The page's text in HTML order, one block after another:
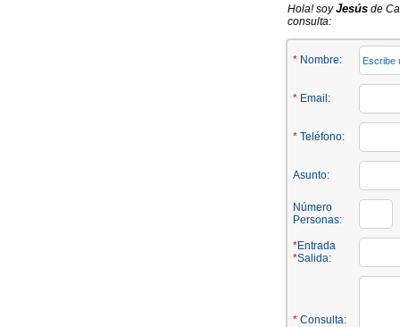
Hola! soyJesús de
consulta:
* Nombre:
* Email:
* Teléfono:
Asunto:
Número
Personas:
*Entrada
*Salida:
* Consulta: